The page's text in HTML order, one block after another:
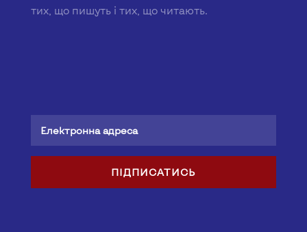
тих, що пишуть і тих, що читають.
ПІДПИСАТИСЬ